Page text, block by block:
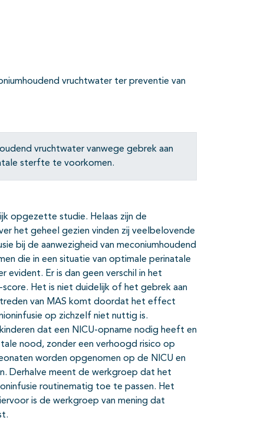
vruchtwater ter preventie van
vruchtwater vanwege gebrek aan
sterfte te voorkomen.
opgezette studie. Helaas zijn de
het geheel gezien vinden zij veelbelovende
bij de aanwezigheid van meconiumhoudend
die in een situatie van optimale perinatale
evident. Er is dan geen verschil in het
Het is niet duidelijk of het gebrek aan
van MAS komt doordat het effect
op zichzelf niet nuttig is.
dat een NICU-opname nodig heeft en
nood, zonder een verhoogd risico op
worden opgenomen op de NICU en
Derhalve meent de werkgroep dat het
routinematig toe te passen. Het
is de werkgroep van mening dat